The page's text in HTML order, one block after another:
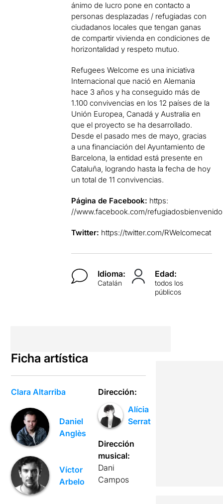
ánimo de lucro pone en contacto a
personas desplazadas / refugiadas con
ciudadanos locales que tengan ganas
de compartir vivienda en condiciones de
horizontalidad y respeto mutuo.
Refugees Welcome es una iniciativa
Internacional que nació en Alemania
hace 3 años y ha conseguido más de
1.100 convivencias en los 12 países de la
Unión Europea, Canadá y Australia en
que el proyecto se ha desarrollado.
Desde el pasado mes de mayo, gracias
a una financiación del Ayuntamiento de
Barcelona, ​​la entidad está presente en
Cataluña, logrando hasta la fecha de hoy
un total de 11 convivencias.
Página de Facebook: https:
//www.facebook.com/
Twitter: https://twitter.com/RWelcomecat
Idioma:
Catalán
Edad:
todos los
públicos
Ficha artística
Clara Altarriba
Daniel
Anglès
Víctor
Arbelo
Dirección:
Alícia
Serrat
Dirección
musical:
Dani
Campos